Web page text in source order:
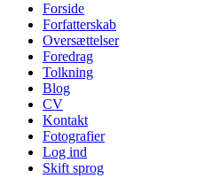
Forside
Forfatterskab
Oversættelser
Foredrag
Tolkning
Blog
CV
Kontakt
Fotografier
Log ind
Skift sprog